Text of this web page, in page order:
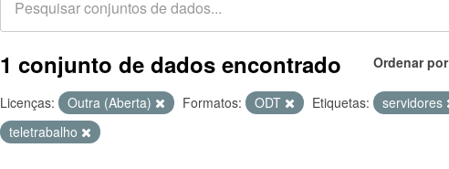
Ordenar por
1 conjunto de dados encontrado
Licenças: Outra (Aberta) Formatos: ODT Etiquetas: servidores
teletrabalho